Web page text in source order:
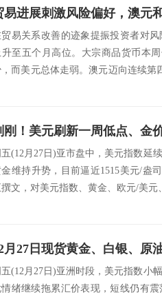
易进展刺激风险偏好，澳元
易关系改善的迹象提振投资者对
升至五个月高位。大宗商品货币本
，而美元总体走弱。澳元迈向连续第
五(12月27日)亚市盘中，美元指数延
维持升势，目前逼近1515美元/盎
撰文，对美元指数、黄金、欧元/美元
月27日现货黄金、白银、原
五(12月27日)亚洲时段，美元指数小
绪继续拖累汇价表现，短线仍有